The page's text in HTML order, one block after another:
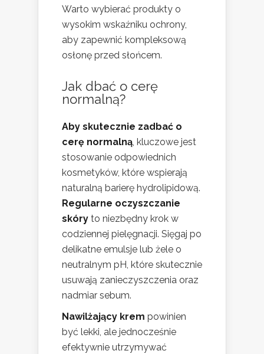
Warto wybierać produkty o
wysokim wskaźniku ochrony,
aby zapewnić kompleksową
osłonę przed słońcem.
Jak dbać o cerę
normalną?
Aby skutecznie zadbać o
cerę normalną, kluczowe jest
stosowanie odpowiednich
kosmetyków, które wspierają
naturalną barierę hydrolipidową.
Regularne oczyszczanie
skóry to niezbędny krok w
codziennej pielęgnacji. Sięgaj po
delikatne emulsje lub żele o
neutralnym pH, które skutecznie
usuwają zanieczyszczenia oraz
nadmiar sebum.
Nawilżający krem powinien
być lekki, ale jednocześnie
efektywnie utrzymywać